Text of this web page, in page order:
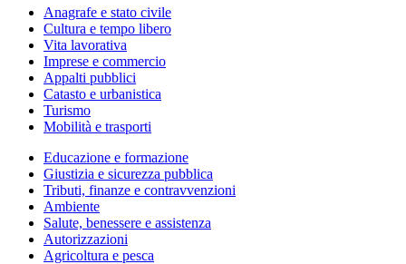
Anagrafe e stato civile
Cultura e tempo libero
Vita lavorativa
Imprese e commercio
Appalti pubblici
Catasto e urbanistica
Turismo
Mobilità e trasporti
Educazione e formazione
Giustizia e sicurezza pubblica
Tributi, finanze e contravvenzioni
Ambiente
Salute, benessere e assistenza
Autorizzazioni
Agricoltura e pesca